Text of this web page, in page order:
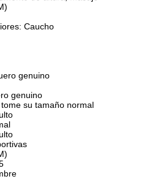
Caucho
genuino
genuino
su tamaño normal